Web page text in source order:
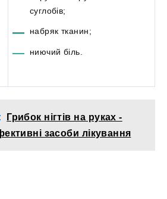
суглобів;
набряк тканин;
ниючий біль.
Грибок нігтів на руках -
засоби лікування